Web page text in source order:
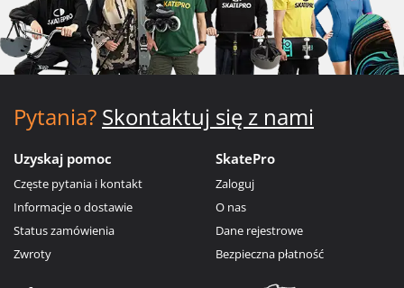
Pytania? Skontaktuj się z nami
Uzyskaj pomoc
Częste pytania i kontakt
Informacje o dostawie
Status zamówienia
Zwroty
SkatePro
Zaloguj
O nas
Dane rejestrowe
Bezpieczna płatność